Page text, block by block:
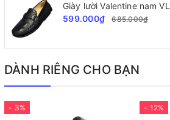
Giày lười Valentine nam
599.000₫
685.000₫
DÀNH RIÊNG CHO BẠN
- 3% - 12%